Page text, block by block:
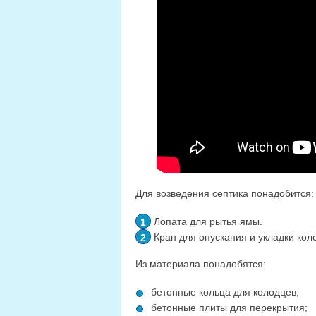
Для возведения септика понадобится:
Лопата для рытья ямы.
Кран для опускания и укладки
Из материала понадобятся:
бетонные кольца для колодцев;
бетонные плиты для перекрытия;